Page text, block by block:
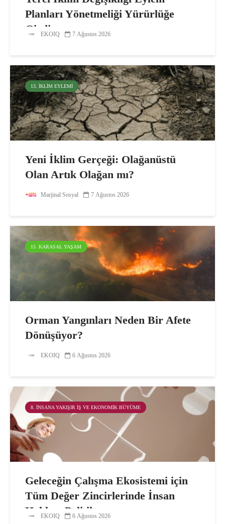
Planları Yönetmeliği Yürürlüğe
GirdiEKOIQ 7 Ağustos 2026
13. İKLIM EYLEMI
Yeni İklim Gerçeği: Olağanüstü
Olan Artık Olağan mı?
Marjinal Sosyal 7 Ağustos 2026
15. KARASAL YAŞAM
Orman Yangınları Neden Bir Afete
Dönüşüyor?
EKOIQ 6 Ağustos 2026
8. İNSANA YAKIŞIR İŞ VE EKONOMIK BÜYÜME
Geleceğin Çalışma Ekosistemi için
Tüm Değer Zincirlerinde İnsan
Hakları Politikası
EKOIQ 6 Ağustos 2026